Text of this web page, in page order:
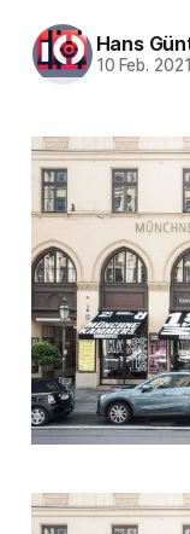
Hans
10 Feb. 2021